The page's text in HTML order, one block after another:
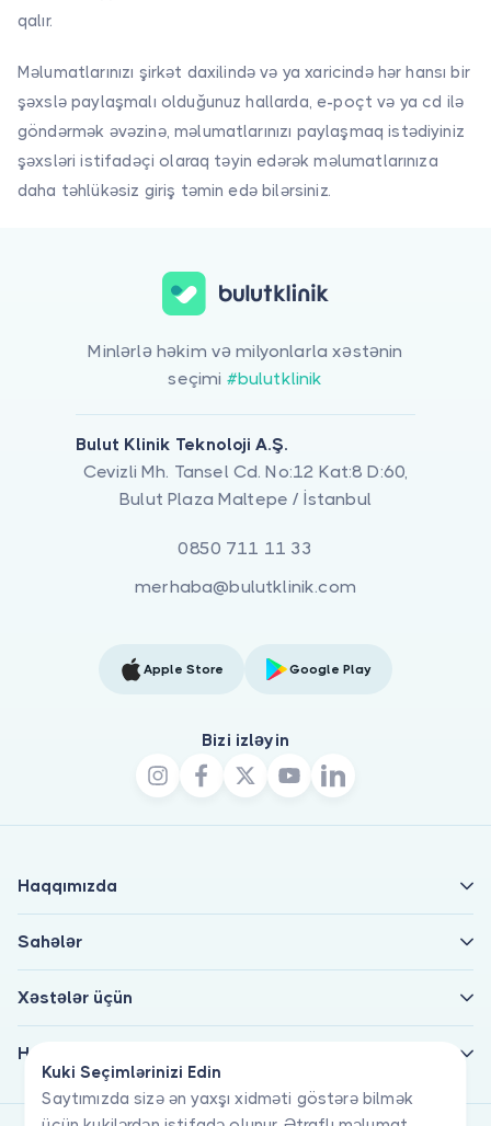
sürətləndirir və
azaldır.
qalır.
Məlumatlarınızı şirkət daxilində və ya xaricində hər hansı bir
şəxslə paylaşmalı olduğunuz hallarda, e-poçt və ya cd ilə
göndərmək əvəzinə, məlumatlarınızı paylaşmaq istədiyiniz
şəxsləri istifadəçi olaraq təyin edərək məlumatlarınıza
daha təhlükəsiz giriş təmin edə bilərsiniz.
Kuki Seçimlərinizi Edin
Saytımızda sizə ən yaxşı xidməti göstərə bilmək
Minlərlə həkim və milyonlarla xəstənin
seçimi #bulutklinik
Bulut Klinik Teknoloji A.Ş.
Cevizli Mh. Tansel Cd. No:12 Kat:8 D:60,
Bulut Plaza Maltepe / İstanbul
0850 711 11 33
merhaba@bulutklinik.com
Apple Store Google Play
Bizi izləyin
Haqqımızda
Sahələr
Xəstələr üçün
Həkimlər üçün